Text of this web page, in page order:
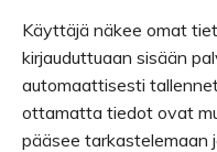
Käyttäjä näkee omat
kirjauduttuaan sisään
automaattisesti
ottamatta tiedot ovat
pääsee tarkastelemaan